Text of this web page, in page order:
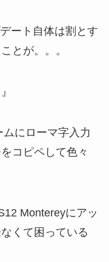
ート自体は割とす
とが。。。
にローマ字入力
コピペして色々
Montereyにアッ
くて困っている